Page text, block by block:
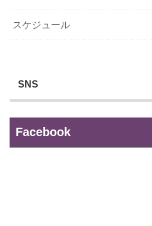
スケジュール
SNS
Facebook